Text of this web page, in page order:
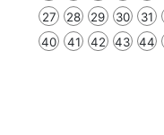
27
28 29 30 31
40
41 42 43 44